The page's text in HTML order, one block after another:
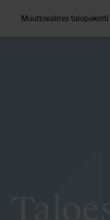
Muuttovalmis talopaketti